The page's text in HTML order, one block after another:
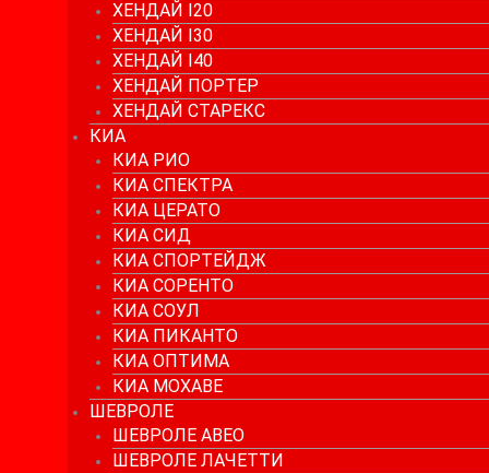
ХЕНДАЙ I20
ХЕНДАЙ I30
ХЕНДАЙ I40
ХЕНДАЙ ПОРТЕР
ХЕНДАЙ СТАРЕКС
КИА
КИА РИО
КИА СПЕКТРА
КИА ЦЕРАТО
КИА СИД
КИА СПОРТЕЙДЖ
КИА СОРЕНТО
КИА СОУЛ
КИА ПИКАНТО
КИА ОПТИМА
КИА МОХАВЕ
ШЕВРОЛЕ
ШЕВРОЛЕ АВЕО
ШЕВРОЛЕ ЛАЧЕТТИ